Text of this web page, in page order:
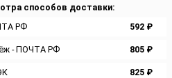
способов доставки:
РФ
592 ₽
- ПОЧТА РФ 805 ₽
825 ₽